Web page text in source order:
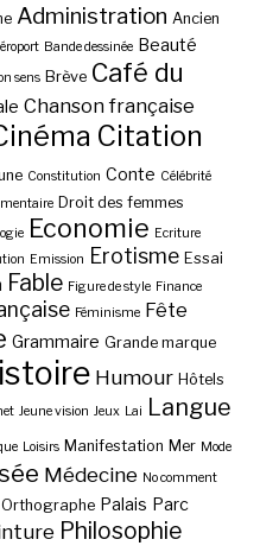
Administration Ancien
Bande dessinée Beauté
sens Brève Café du
Chanson française
Citation
Constitution Conte Célébrité
Droit des femmes
Economie Ecriture
Emission Erotisme Essai
Fable Figure de style Finance
Féminisme Fête
Grammaire Grande marque
Humour Hôtels
Jeune vision Jeux Lai Langue
Loisirs Manifestation Mer Mode
Médecine No comment
Orthographe Palais Parc
Philosophie